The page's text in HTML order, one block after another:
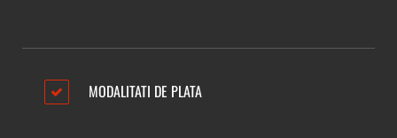
MODALITATI DE PLATA